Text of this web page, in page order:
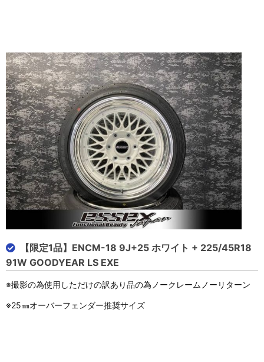
【限定1品】ENCM-18 9J+25 ホワイト + 225/45R18
91W GOODYEAR LS EXE
※撮影の為使用しただけの訳あり品の為ノークレームノーリターン
※25㎜オーバーフェンダー推奨サイズ